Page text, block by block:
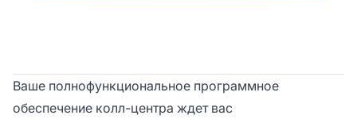
Ваше полнофункциональное программное
обеспечение колл-центра ждет вас